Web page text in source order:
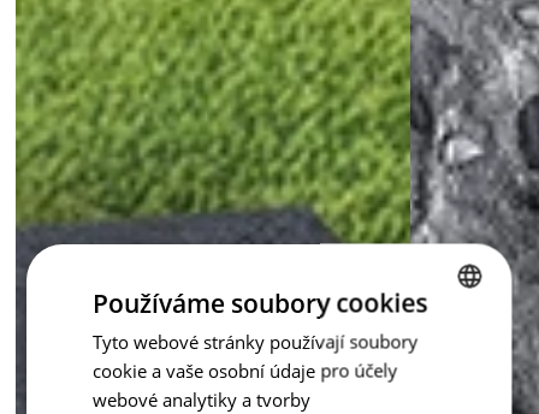
CZECH
Používáme soubory cookies
Tyto webové stránky používají soubory
cookie a vaše osobní údaje pro účely
webové analytiky a tvorby